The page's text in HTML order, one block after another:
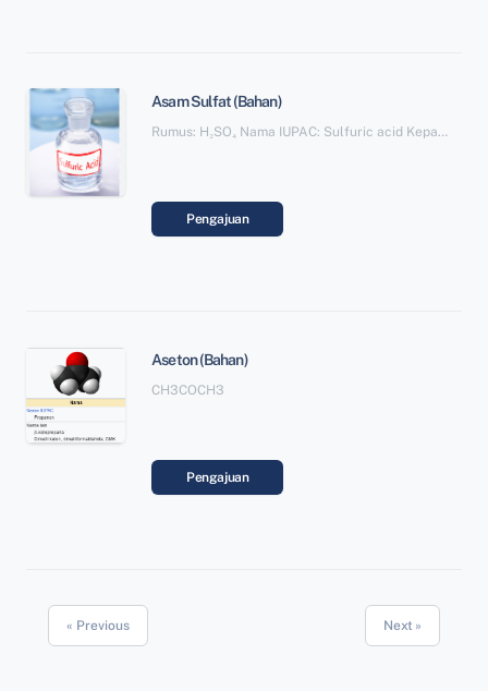
Asam Sulfat (Bahan)
Rumus: H₂SO₄ Nama IUPAC: Sulfuric acid Kepadatan: 1,83 g/cm³ Massa molar: 98,079 g/mol Titik didih: 337°C Titik lebur: 10,31°C Klasifikasi: Asam mineral, Asam-asam sulfat
Pengajuan
Aseton (Bahan)
CH3COCH3
Pengajuan
« Previous Next »